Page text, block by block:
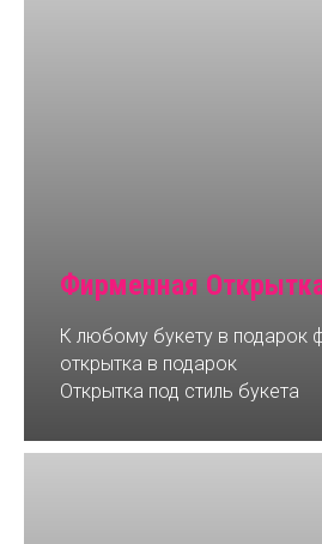
Фирменная
К любому букету в подарок
открытка в подарок
Открытка под стиль букета